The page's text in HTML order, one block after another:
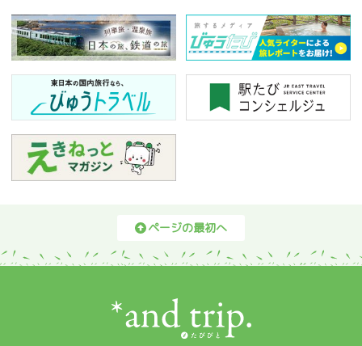
ページの最初へ